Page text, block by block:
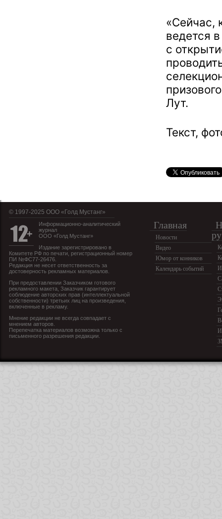
«Сейчас,
ведется
с
Лут.
Текст,
© 1997-2025 OOO «Голд Мустанг»
Информационно-аналитический
журнал
ООО «Голд Мустанг»
Издание зарегистрировано в
Комитете РФ по печати, регистрационный номер
ПИ №ФС77-26476.
Редакция не несет ответственность за
достоверность рекламных материалов.
При предоставлении Заказчиком готового
рекламного макета, Заказчик гарантирует
соблюдение авторских прав (интеллектуальной
собственности) третьих лиц на произведения,
включенные в рекламу.
Мнение редакции не всегда совпадает с
мнением авторов.
Перепечатка материалов возможна только с
письменного разрешения редакции.
Главная
Новости
Видео
Юмор от конников
Календарь событий